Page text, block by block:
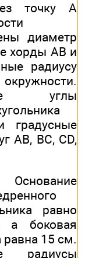
точку А
диаметр
хорды АВ и
радиусу
углы
градусные
АВ, ВС, CD,
равно
боковая
равна 15 см.
радиусы